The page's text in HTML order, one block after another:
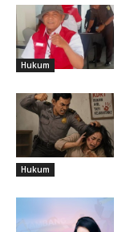
Hukum
Hukum